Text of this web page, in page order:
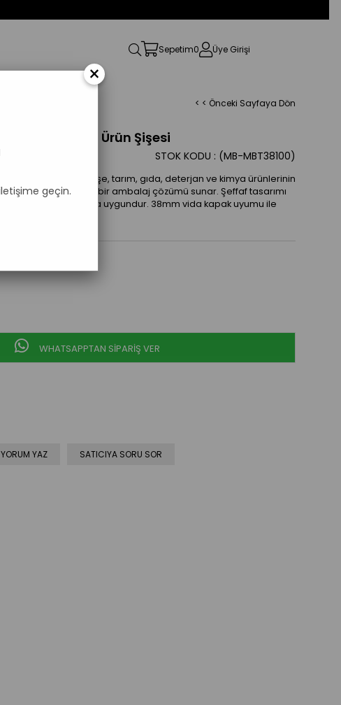
Sepetim0 Üye Girişi
< < Önceki Sayfaya Dön
ve Zirai Ürün Şişesi
(MB-MBT38100)
STOK KODU
üretilen 100ml şişe, tarım, gıda, deterjan ve kimya ürünlerinin
için mükemmel bir ambalaj çözümü sunar. Şeffaf tasarımı
sektörde etkili kullanıma uygundur. 38mm vida kapak uyumu ile
WHATSAPPTAN SİPARİŞ VER
YORUM YAZ SATICIYA SORU SOR
×
geçin.